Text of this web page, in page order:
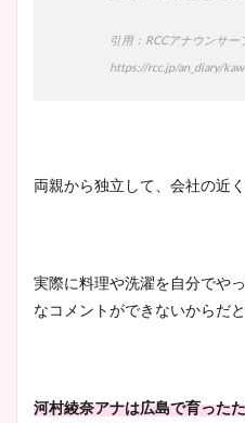
引用：RCCアナウンサ
https://rcc.jp/an_diary/
両親から独立して、会社の近
実際に料理や洗濯を自分でや
なコメントができないからだと
河村綾奈アナは広島で育った